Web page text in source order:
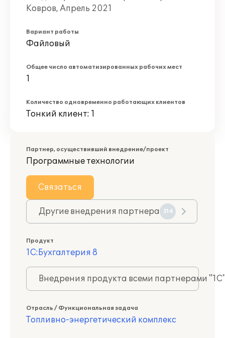
Ковров, Апрель 2021
Вариант работы
Файловый
Общее число автоматизированных рабочих мест
1
Количество одновременно работающих клиентов
Тонкий клиент: 1
Партнер, осуществивший внедрение/проект
Программные технологии
Связаться
Другие внедрения партнера 314
Продукт
1С:Бухгалтерия 8
Внедрения продукта всеми партнерами
Отрасль / Функциональная задача
Топливно-энергетический комплекс